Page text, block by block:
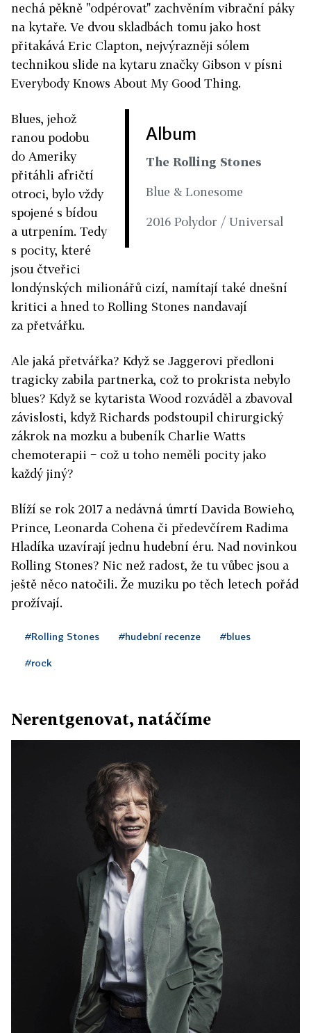
nechá pěkně "odpérovat" zachvěním vibrační páky
na kytaře. Ve dvou skladbách tomu jako host
přitakává Eric Clapton, nejvýrazněji sólem
technikou slide na kytaru značky Gibson v písni
Everybody Knows About My Good Thing.
Album
The Rolling Stones
Blue & Lonesome
2016 Polydor / Universal
Blues, jehož
ranou podobu
do Ameriky
přitáhli afričtí
otroci, bylo vždy
spojené s bídou
a utrpením. Tedy
s pocity, které
jsou čtveřici
londýnských milionářů cizí, namítají také dnešní
kritici a hned to Rolling Stones nandavají
za přetvářku.
Ale jaká přetvářka? Když se Jaggerovi předloni
tragicky zabila partnerka, což to prokrista nebylo
blues? Když se kytarista Wood rozváděl a zbavoval
závislosti, když Richards podstoupil chirurgický
zákrok na mozku a bubeník Charlie Watts
chemoterapii − což u toho neměli pocity jako
každý jiný?
Blíží se rok 2017 a nedávná úmrtí Davida Bowieho,
Prince, Leonarda Cohena či předevčírem Radima
Hladíka uzavírají jednu hudební éru. Nad novinkou
Rolling Stones? Nic než radost, že tu vůbec jsou a
ještě něco natočili. Že muziku po těch letech pořád
prožívají.
#Rolling Stones #hudební recenze #blues
#rock
Nerentgenovat, natáčíme